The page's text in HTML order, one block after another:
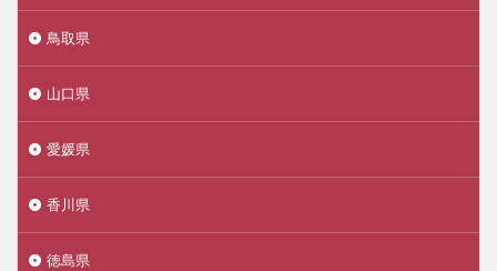
鳥取県
山口県
愛媛県
香川県
徳島県